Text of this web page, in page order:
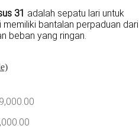
31 adalah sepatu lari untuk
memiliki bantalan perpaduan dari
beban yang ringan.